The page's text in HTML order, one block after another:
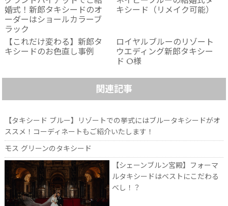
婚式！新郎タキシードのオ
ーダーはショールカラーブ
ラック
キシード（リメイク可能）
【これだけ変わる】新郎タ
キシードのお色直し事例
ロイヤルブルーのリゾート
ウエディング新郎タキシー
ド O様
関連記事
【タキシード ブルー】リゾートでの挙式にはブルータキシードがオ
ススメ！コーディネートもご紹介いたします！
モス グリーンのタキシード
【シェーンブルン宮殿】フォーマ
ルタキシードはベストにこだわる
べし！？